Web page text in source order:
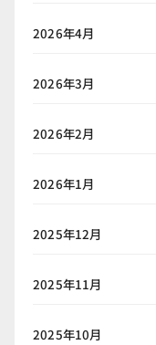
2026年4月
2026年3月
2026年2月
2026年1月
2025年12月
2025年11月
2025年10月